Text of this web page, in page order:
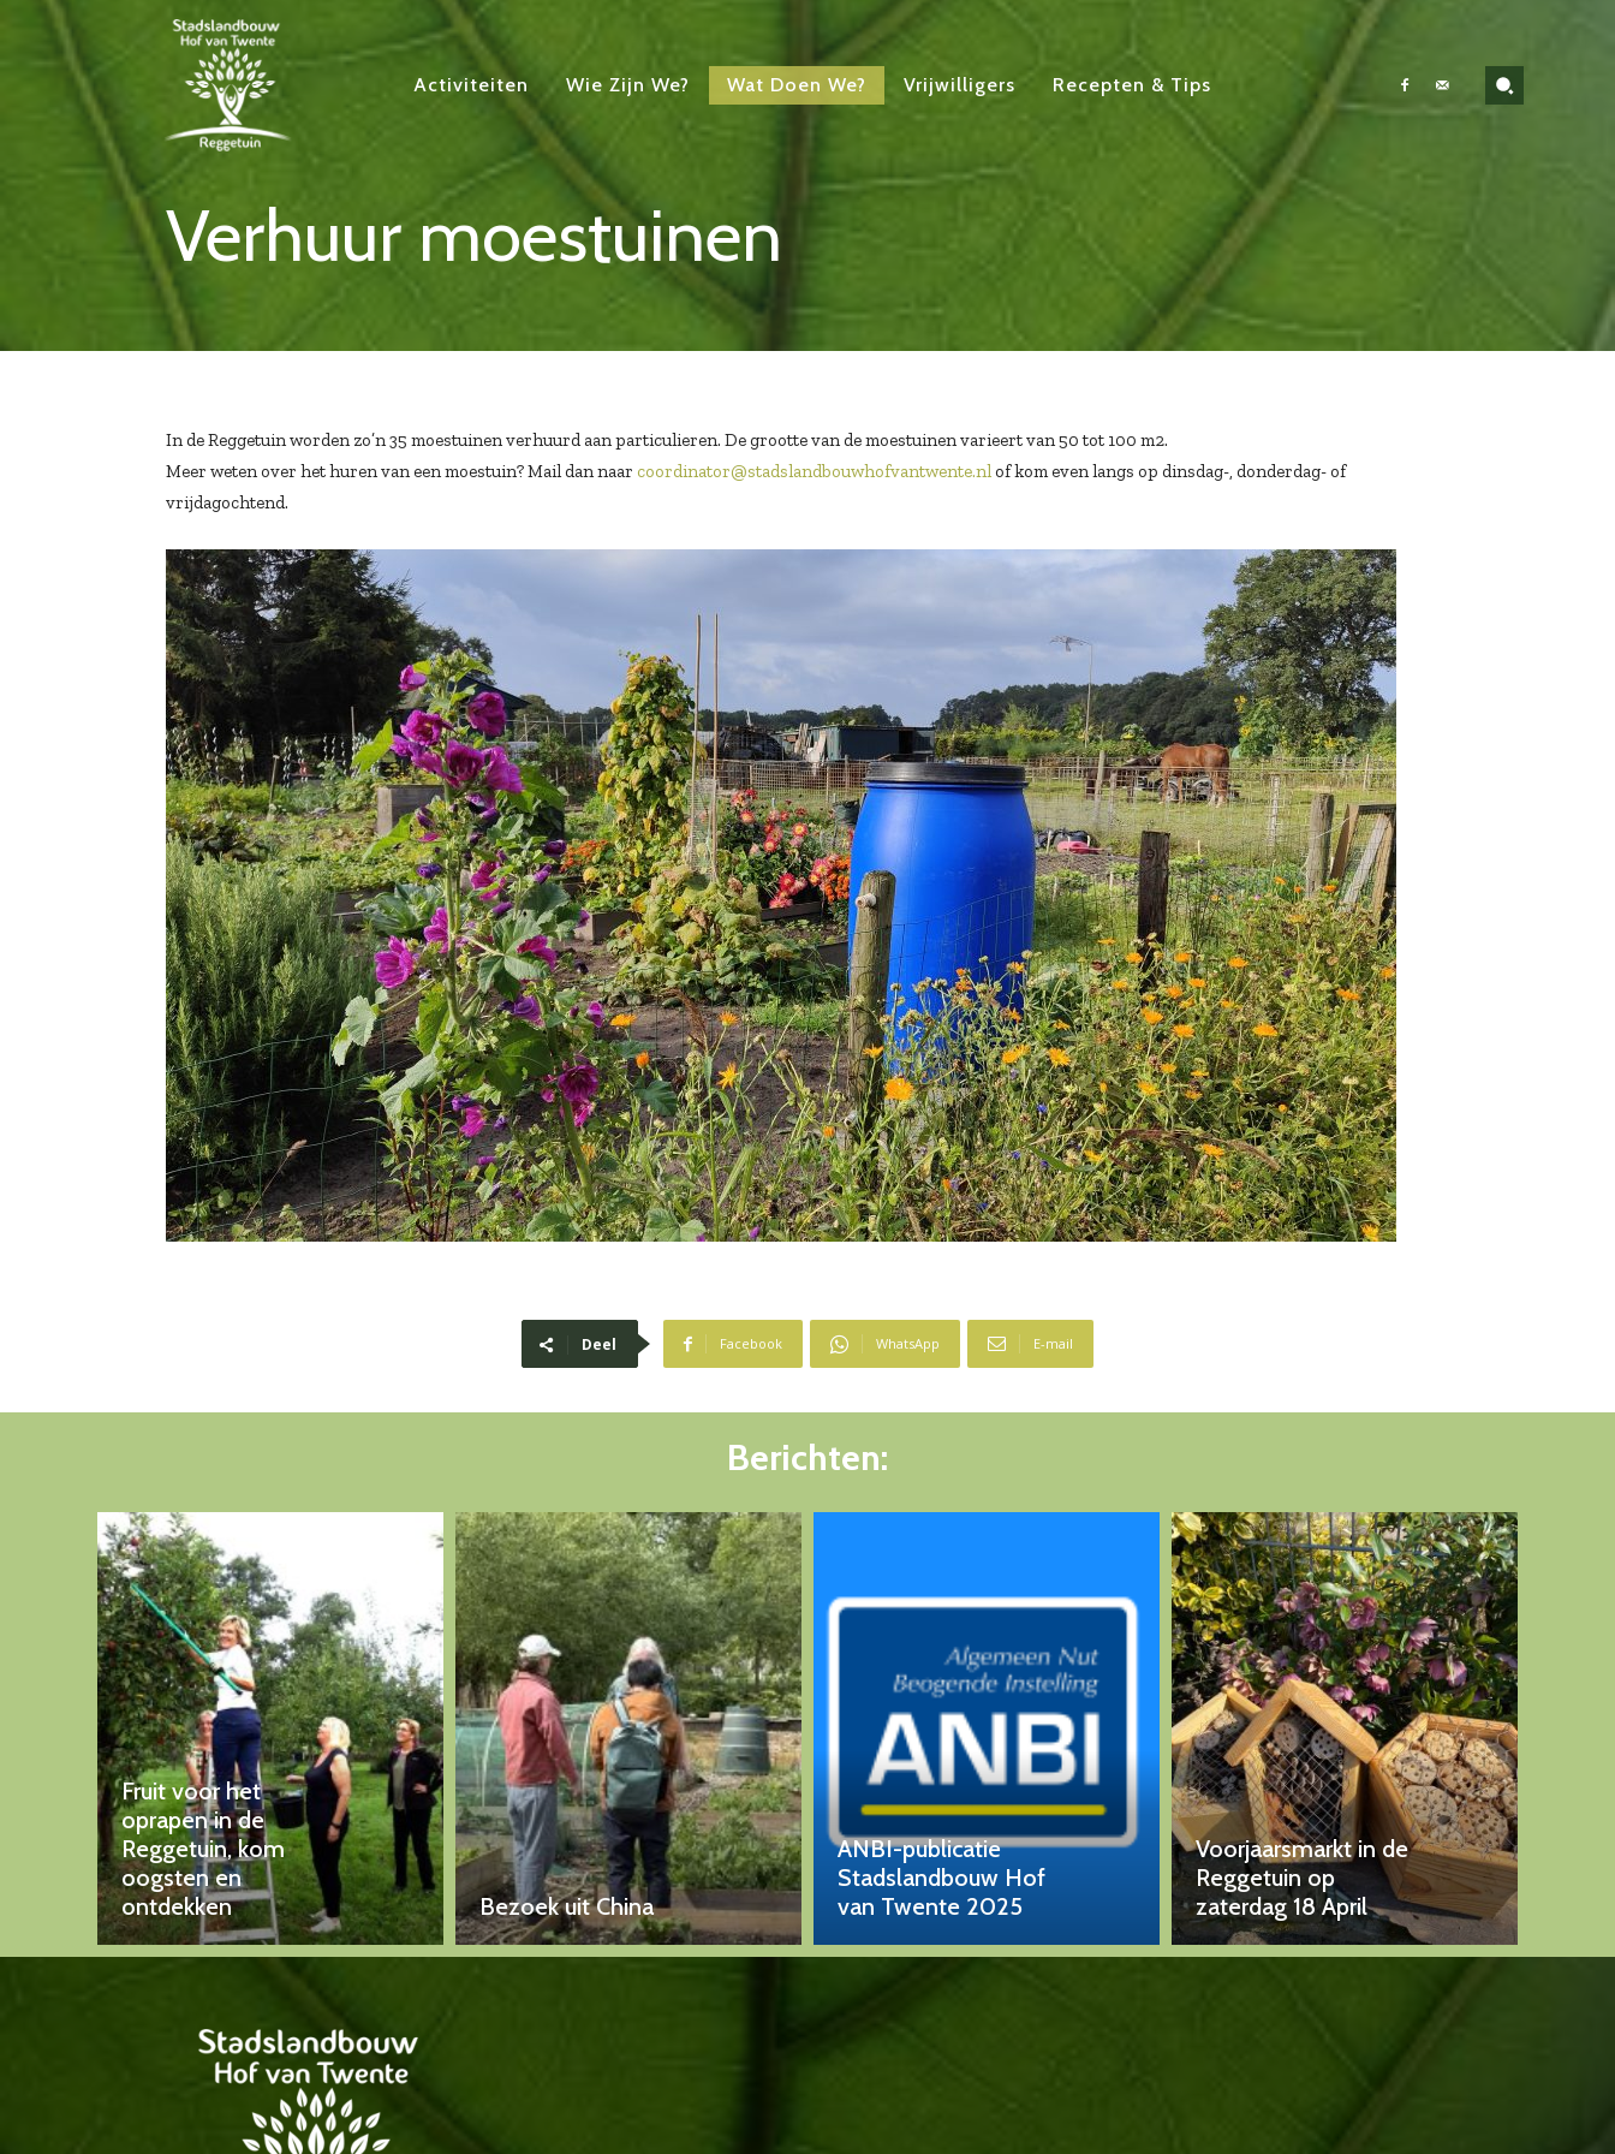
Activiteiten Wie Zijn We? Wat Doen We? Vrijwilligers Recepten & Tips
Verhuur moestuinen
In de Reggetuin worden zo’n 35 moestuinen verhuurd aan particulieren. De grootte van de moestuinen varieert van 50 tot 100 m2.
Meer weten over het huren van een moestuin? Mail dan naar coordinator@stadslandbouwhofvantwente.nlof kom even langs op dinsdag-, donderdag- of
vrijdagochtend.
Deel Facebook WhatsApp E-mail
Berichten:
Fruit voor het
oprapen in de
Reggetuin, kom
oogsten en
ontdekken
Bezoek uit China
ANBI-publicatie
Stadslandbouw Hof
van Twente 2025
Voorjaarsmarkt in de
Reggetuin op
zaterdag 18 April